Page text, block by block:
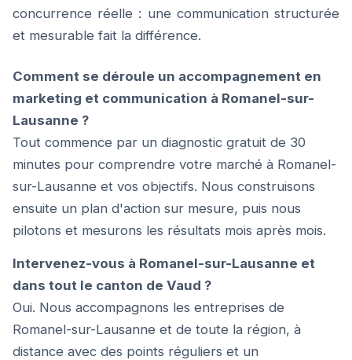
concurrence réelle : une communication structurée
et mesurable fait la différence.
Comment se déroule un accompagnement en
marketing et communication à Romanel-sur-
Lausanne ?
Tout commence par un diagnostic gratuit de 30
minutes pour comprendre votre marché à Romanel-
sur-Lausanne et vos objectifs. Nous construisons
ensuite un plan d'action sur mesure, puis nous
pilotons et mesurons les résultats mois après mois.
Intervenez-vous à Romanel-sur-Lausanne et
dans tout le canton de Vaud ?
Oui. Nous accompagnons les entreprises de
Romanel-sur-Lausanne et de toute la région, à
distance avec des points réguliers et un